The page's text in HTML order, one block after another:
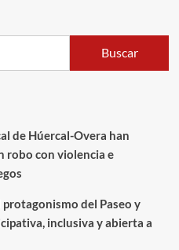
Buscar
de Húercal-Overa han
robo con violencia e
del Paseo y
inclusiva y abierta a